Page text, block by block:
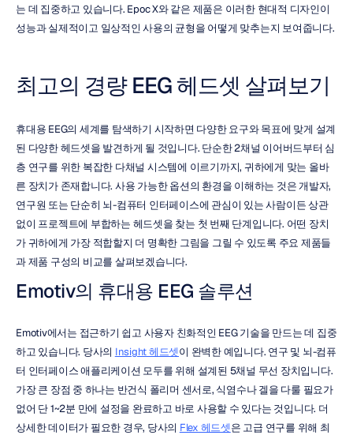
는 데 집중하고 있습니다. Epoc X와 같은 제품은 이러한 현대적 디자인이
성능과 실제적이고 일상적인 사용의 균형을 어떻게 맞추는지 보여줍니다.
최고의 경량 EEG 헤드셋 살펴보기
휴대용 EEG의 세계를 탐색하기 시작하면 다양한 요구와 목표에 맞게 설계
된 다양한 헤드셋을 발견하게 될 것입니다. 단순한 2채널 이어버드부터 심
층 연구를 위한 복잡한 다채널 시스템에 이르기까지, 귀하에게 맞는 올바
른 장치가 존재합니다. 사용 가능한 옵션의 환경을 이해하는 것은 개발자,
연구원 또는 단순히 뇌-컴퓨터 인터페이스에 관심이 있는 사람이든 상관
없이 프로젝트에 부합하는 헤드셋을 찾는 첫 번째 단계입니다. 어떤 장치
가 귀하에게 가장 적합할지 더 명확한 그림을 그릴 수 있도록 주요 제품들
과 제품 구성의 비교를 살펴보겠습니다.
Emotiv의 휴대용 EEG 솔루션
Emotiv에서는 접근하기 쉽고 사용자 친화적인 EEG 기술을 만드는 데 집중
하고 있습니다. 당사의 Insight 헤드셋이 완벽한 예입니다. 연구 및 뇌-컴퓨
터 인터페이스 애플리케이션 모두를 위해 설계된 5채널 무선 장치입니다.
가장 큰 장점 중 하나는 반건식 폴리머 센서로, 식염수나 겔을 다룰 필요가
없어 단 1~2분 만에 설정을 완료하고 바로 사용할 수 있다는 것입니다. 더
상세한 데이터가 필요한 경우, 당사의 Flex 헤드셋은 고급 연구를 위해 최